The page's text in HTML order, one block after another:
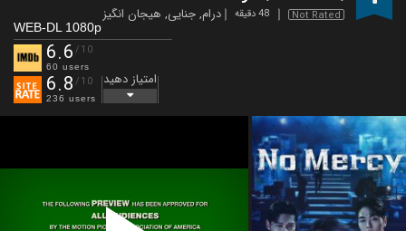
Not Rated 48 دقیقه درام,جنایی, هیجان انگیز
WEB-DL 1080p
6.6 /10
60 users
6.8 /10
236 users
امتیاز دهید